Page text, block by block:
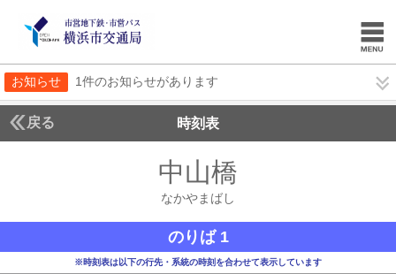
お知らせ 1件のお知らせがあります
戻る 時刻表
中山橋
なかやまばし
のりば 1
※時刻表は以下の行先・系統の時刻を合わせて表示しています